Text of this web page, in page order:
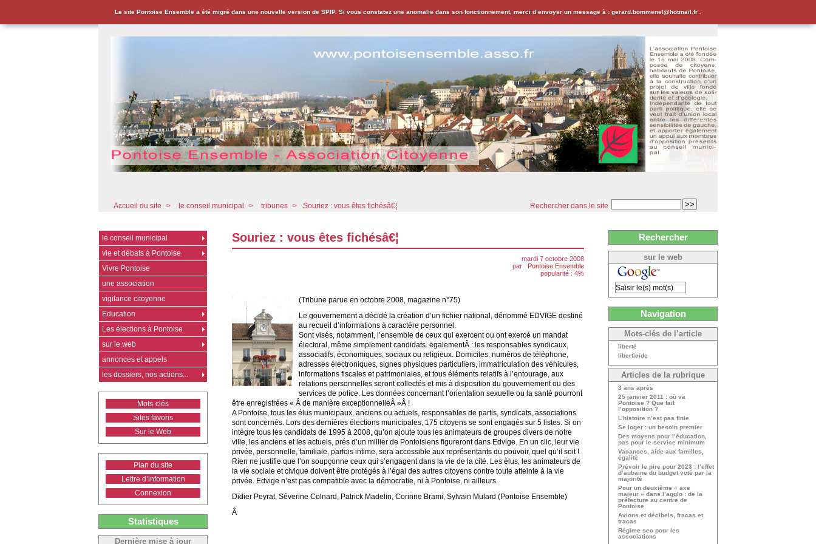
Le site Pontoise Ensemble a été migré dans une nouvelle version de SPIP. Si vous constatez une anomalie dans son fonctionnement, merci d’envoyer un message à : gerard.bommenel@hotmail.fr .
Rechercher dans le site
Accueil du site > le conseil municipal > tribunes > Souriez : vous êtes fichésâ€¦
Souriez : vous êtes fichésâ€¦
mardi 7 octobre 2008
par
Pontoise Ensemble
popularité : 4%
(Tribune parue en octobre 2008, magazine n°75)
Le gouvernement a décidé la création d’un fichier national, dénommé EDVIGE destiné
au recueil d’informations à caractère personnel.
Sont visés, notamment, l’ensemble de ceux qui exercent ou ont exercé un mandat
électoral, même simplement candidats. ëgalementÂ : les responsables syndicaux,
associatifs, économiques, sociaux ou religieux. Domiciles, numéros de téléphone,
adresses électroniques, signes physiques particuliers, immatriculation des véhicules,
informations fiscales et patrimoniales, et tous éléments relatifs à l’entourage, aux
relations personnelles seront collectés et mis à disposition du gouvernement ou des
services de police. Les données concernant l’orientation sexuelle ou la santé pourront
être enregistrées « Â de manière exceptionnelleÂ »Â !
A Pontoise, tous les élus municipaux, anciens ou actuels, responsables de partis, syndicats, associations
sont concernés. Lors des dernières élections municipales, 175 citoyens se sont engagés sur 5 listes. Si on
intègre tous les candidats de 1995 à 2008, qu’on ajoute tous les animateurs de groupes divers de notre
ville, les anciens et les actuels, prés d’un millier de Pontoisiens figureront dans Edvige. En un clic, leur vie
privée, personnelle, familiale, parfois intime, sera accessible aux représentants du pouvoir, quel qu’il soit !
Rien ne justifie que l’on soupçonne ceux qui s’engagent dans la vie de la cité. Les élus, les animateurs de
la vie sociale et civique doivent être protégés à l’égal des autres citoyens contre toute atteinte à la vie
privée. Edvige n’est pas compatible avec la démocratie, ni à Pontoise, ni ailleurs.
Didier Peyrat, Séverine Colnard, Patrick Madelin, Corinne Brami, Sylvain Mulard (Pontoise Ensemble)
Â
le conseil municipal
vie et débats à Pontoise
Vivre Pontoise
une association
vigilance citoyenne
Education
Les élections à Pontoise
sur le web
annonces et appels
les dossiers, nos actions...
Mots-clés
Sites favoris
Sur le Web
Plan du site
Lettre d’information
Connexion
Statistiques
Dernière mise à jour
Rechercher
sur le web
Navigation
Mots-clés de l’article
liberté
liberticide
Articles de la rubrique
3 ans après
25 janvier 2011 : où va
Pontoise ? Que fait
l’opposition ?
L’histoire n’est pas finie
Se loger : un besoin premier
Des moyens pour l’éducation,
pas pour le service minimum
Vacances, aide aux familles,
égalité
Prévoir le pire pour 2023 : l’effet
d’aubaine du budget voté par la
majorité
Pour un deuxième « axe
majeur » dans l’agglo : de la
préfecture au centre de
Pontoise
Avions et décibels, fracas et
tracas
Régime sec pour les
associations